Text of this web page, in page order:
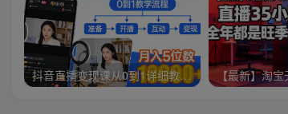
抖音直播变现课从0到1详细教学，一人直播变现拿结果的全链路，普通人也能月入5位数